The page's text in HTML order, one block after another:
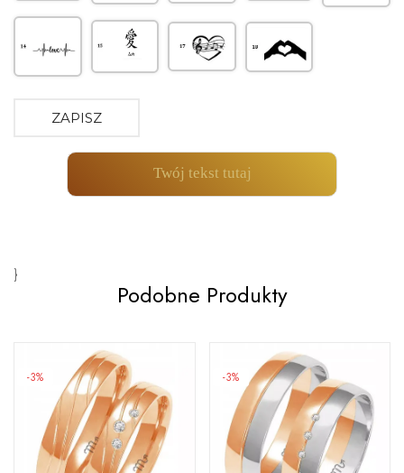
ZAPISZ
Twój tekst tutaj
}
Podobne Produkty
-3% -3%